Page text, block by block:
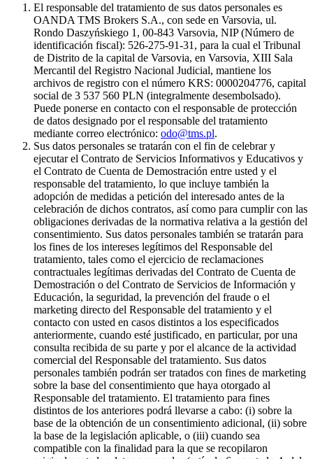
El responsable del tratamiento de sus datos personales es
OANDA TMS Brokers S.A., con sede en Varsovia, ul.
Rondo Daszyńskiego 1, 00-843 Varsovia, NIP (Número de
identificación fiscal): 526-275-91-31, para la cual el Tribunal
de Distrito de la capital de Varsovia, en Varsovia, XIII Sala
Mercantil del Registro Nacional Judicial, mantiene los
archivos de registro con el número KRS: 0000204776, capital
social de 3 537 560 PLN (integralmente desembolsado).
Puede ponerse en contacto con el responsable de protección
de datos designado por el responsable del tratamiento
mediante correo electrónico: odo@tms.pl.
Sus datos personales se tratarán con el fin de celebrar y
ejecutar el Contrato de Servicios Informativos y Educativos y
el Contrato de Cuenta de Demostración entre usted y el
responsable del tratamiento, lo que incluye también la
adopción de medidas a petición del interesado antes de la
celebración de dichos contratos, así como para cumplir con las
obligaciones derivadas de la normativa relativa a la gestión del
consentimiento. Sus datos personales también se tratarán para
los fines de los intereses legítimos del Responsable del
tratamiento, tales como el ejercicio de reclamaciones
contractuales legítimas derivadas del Contrato de Cuenta de
Demostración o del Contrato de Servicios de Información y
Educación, la seguridad, la prevención del fraude o el
marketing directo del Responsable del tratamiento y el
contacto con usted en casos distintos a los especificados
anteriormente, cuando esté justificado, en particular, por una
consulta recibida de su parte y por el alcance de la actividad
comercial del Responsable del tratamiento. Sus datos
personales también podrán ser tratados con fines de marketing
sobre la base del consentimiento que haya otorgado al
Responsable del tratamiento. El tratamiento para fines
distintos de los anteriores podrá llevarse a cabo: (i) sobre la
base de la obtención de un consentimiento adicional, (ii) sobre
la base de la legislación aplicable, o (iii) cuando sea
compatible con la finalidad para la que se recopilaron